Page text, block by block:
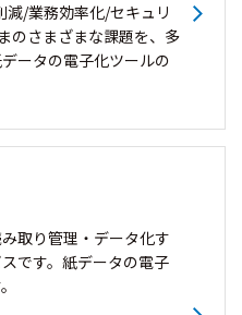
/業務効率化/セキュリ
のさまざまな課題を、多
ータの電子化ツールの
取り管理・データ化す
です。紙データの電子